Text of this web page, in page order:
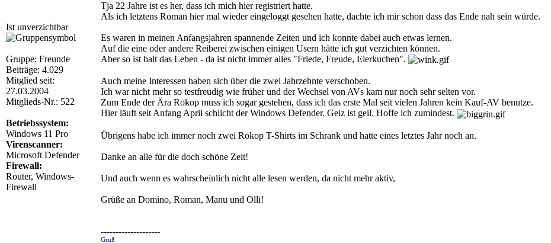
Ist unverzichtbar
Gruppe: Freunde
Beiträge: 4.029
Mitglied seit:
27.03.2004
Mitglieds-Nr.: 522
Betriebssystem:
Windows 11 Pro
Virenscanner:
Microsoft Defender
Firewall:
Router, Windows-
Firewall
Tja 22 Jahre ist es her, dass ich mich hier registriert hatte.
Als ich letztens Roman hier mal wieder eingeloggt gesehen hatte, dachte ich mir schon dass das Ende nah sein würde.
Es waren in meinen Anfangsjahren spannende Zeiten und ich konnte dabei auch etwas lernen.
Auf die eine oder andere Reiberei zwischen einigen Usern hätte ich gut verzichten können.
Aber so ist halt das Leben - da ist nicht immer alles "Friede, Freude, Eierkuchen".
Auch meine Interessen haben sich über die zwei Jahrzehnte verschoben.
Ich war nicht mehr so testfreudig wie früher und der Wechsel von AVs kam nur noch sehr selten vor.
Zum Ende der Ära Rokop muss ich sogar gestehen, dass ich das erste Mal seit vielen Jahren kein Kauf-AV benutze.
Hier läuft seit Anfang April schlicht der Windows Defender. Geiz ist geil. Hoffe ich zumindest.
Übrigens habe ich immer noch zwei Rokop T-Shirts im Schrank und hatte eines letztes Jahr noch an.
Danke an alle für die doch schöne Zeit!
Und auch wenn es wahrscheinlich nicht alle lesen werden, da nicht mehr aktiv,
Grüße an Domino, Roman, Manu und Olli!
--------------------
Gruß